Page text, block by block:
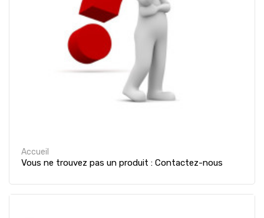
Accueil
Vous ne trouvez pas un produit : Contactez-nous